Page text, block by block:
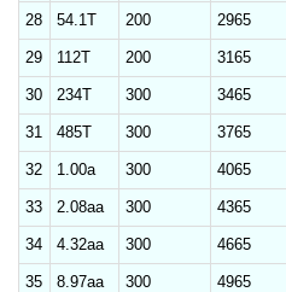
28 54.1T 200 2965
29 112T 200 3165
30 234T 300 3465
31 485T 300 3765
32 1.00a 300 4065
33 2.08aa 300 4365
34 4.32aa 300 4665
35 8.97aa 300 4965